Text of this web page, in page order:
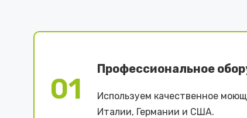
01
Профессиональное
Используем качественное
Италии, Германии и США.